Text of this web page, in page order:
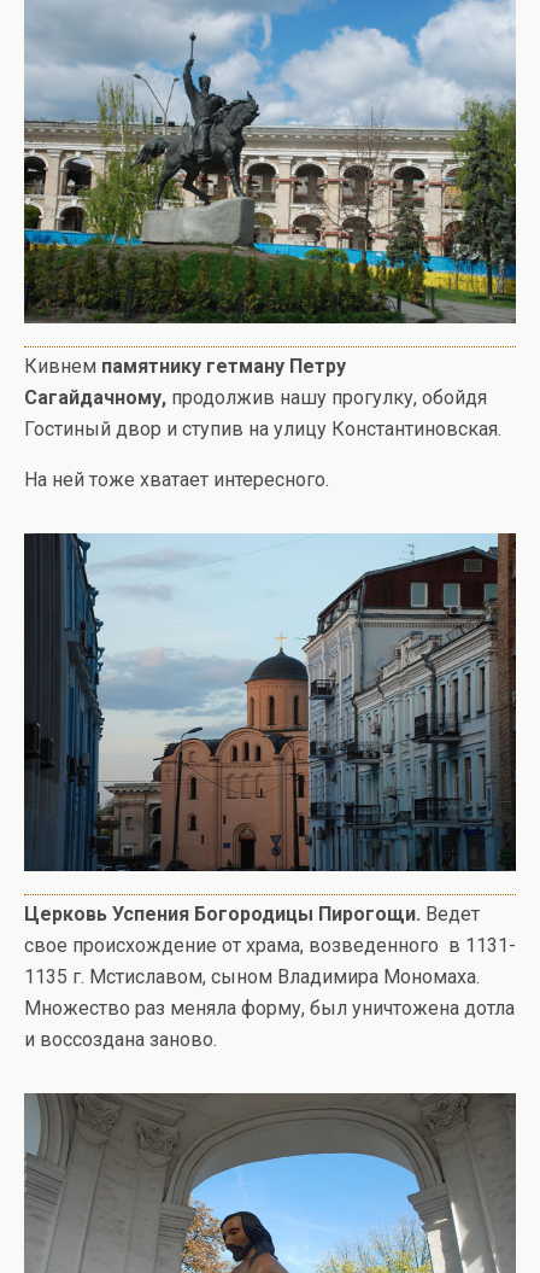
Кивнем памятнику гетману Петру
Сагайдачному, продолжив нашу прогулку, обойдя
Гостиный двор и ступив на улицу Константиновская.
На ней тоже хватает интересного.
Церковь Успения Богородицы Пирогощи. Ведет
свое происхождение от храма, возведенного в 1131-
1135 г. Мстиславом, сыном Владимира Мономаха.
Множество раз меняла форму, был уничтожена дотла
и воссоздана заново.